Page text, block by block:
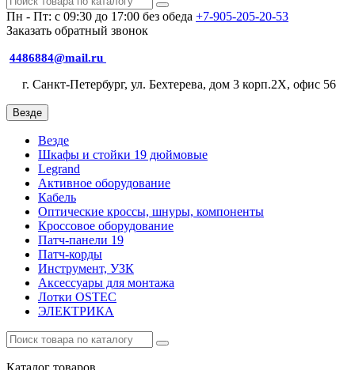
Пн - Пт: с 09:30 до 17:00 без обеда +7-905-205-20-53
Заказать обратный звонок
4486884@mail.ru
г. Санкт-Петербург, ул. Бехтерева, дом 3 корп.2X, офис 56
Везде
Везде
Шкафы и стойки 19 дюймовые
Legrand
Активное оборудование
Кабель
Оптические кроссы, шнуры, компоненты
Кроссовое оборудование
Патч-панели 19
Патч-корды
Инструмент, УЗК
Аксессуары для монтажа
Лотки OSTEC
ЭЛЕКТРИКА
Каталог товаров